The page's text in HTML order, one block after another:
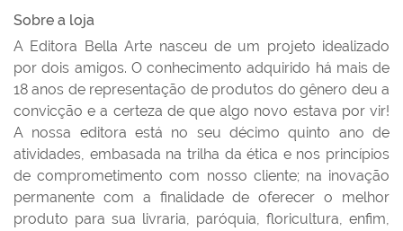
Sobre a loja
A Editora Bella Arte nasceu de um projeto idealizado
por dois amigos. O conhecimento adquirido há mais de
18 anos de representação de produtos do gênero deu a
convicção e a certeza de que algo novo estava por vir!
A nossa editora está no seu décimo quinto ano de
atividades, embasada na trilha da ética e nos princípios
de comprometimento com nosso cliente; na inovação
permanente com a finalidade de oferecer o melhor
produto para sua livraria, paróquia, floricultura, enfim,